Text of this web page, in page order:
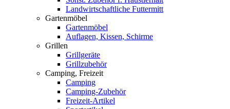
Landwirtschaftliche Futtermitt
Gartenmöbel
Gartenmöbel
Auflagen, Kissen, Schirme
Grillen
Grillgeräte
Grillzubehör
Camping, Freizeit
Camping
Camping-Zubehör
Freizeit-Artikel